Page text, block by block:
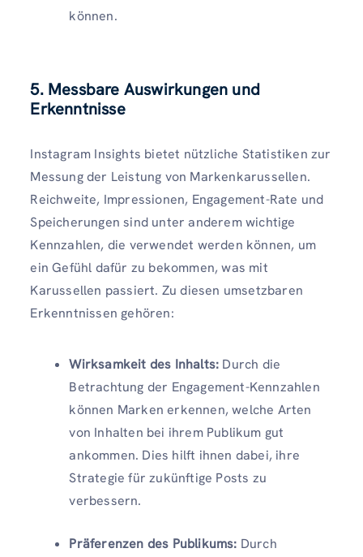
können.
5. Messbare Auswirkungen und
Erkenntnisse
Instagram Insights bietet nützliche Statistiken zur
Messung der Leistung von Markenkarussellen.
Reichweite, Impressionen, Engagement-Rate und
Speicherungen sind unter anderem wichtige
Kennzahlen, die verwendet werden können, um
ein Gefühl dafür zu bekommen, was mit
Karussellen passiert. Zu diesen umsetzbaren
Erkenntnissen gehören:
Wirksamkeit des Inhalts: Durch die
Betrachtung der Engagement-Kennzahlen
können Marken erkennen, welche Arten
von Inhalten bei ihrem Publikum gut
ankommen. Dies hilft ihnen dabei, ihre
Strategie für zukünftige Posts zu
verbessern.
Präferenzen des Publikums: Durch